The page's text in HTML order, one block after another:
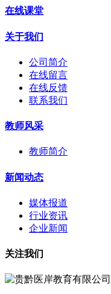
在线课堂
关于我们
公司简介
在线留言
在线反馈
联系我们
教师风采
教师简介
新闻动态
媒体报道
行业资讯
企业新闻
关注我们